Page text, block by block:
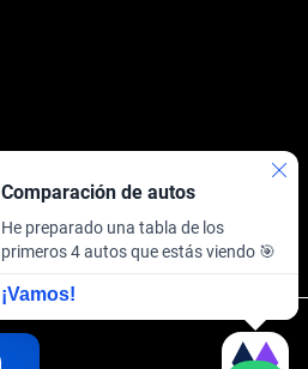
Comparación de autos
He preparado una tabla de los
primeros 4 autos que estás viendo 🎯
¡Vamos!